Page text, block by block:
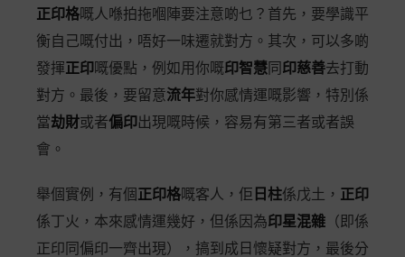
正印格嘅人喺拍拖嗰陣要注意啲乜？首先，要學識平
衡自己嘅付出，唔好一味遷就對方。其次，可以多啲
發揮正印 嘅優點，例如用你嘅印智慧 同 印慈善去打動
對方。最後，要留意流年對你感情運嘅影響，特別係
當劫財或者偏印 出現嘅時候，容易有第三者或者誤
會。
舉個實例，有個 正印格嘅客人，佢 日柱係戊土， 正印
係丁火，本來感情運幾好，但係因為印星混雜 （即係
正印同偏印一齊出現），搞到成日懷疑對方，最後分